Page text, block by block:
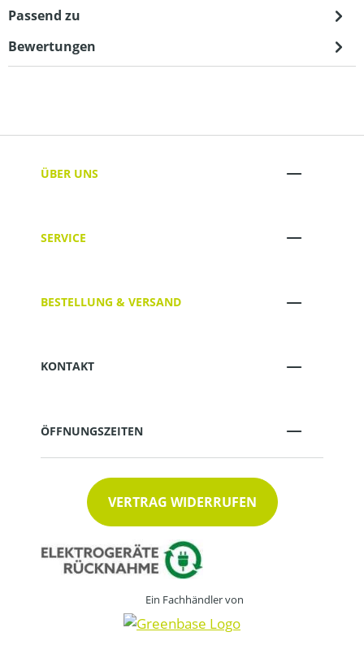
Passend zu
Bewertungen
ÜBER UNS
SERVICE
BESTELLUNG & VERSAND
KONTAKT
ÖFFNUNGSZEITEN
VERTRAG WIDERRUFEN
Ein Fachhändler von